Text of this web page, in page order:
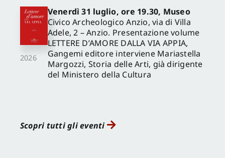
2026
Venerdì 31 luglio, ore 19.30, Museo
Civico Archeologico Anzio, via di Villa
Adele, 2 – Anzio. Presentazione volume
LETTERE D’AMORE DALLA VIA APPIA,
Gangemi editore interviene Mariastella
Margozzi, Storia delle Arti, già dirigente
del Ministero della Cultura
Scopri tutti gli eventi